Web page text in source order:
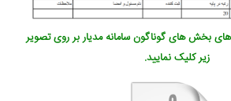
بخش های گوناگون سامانه مدیار بر روی تصویر
زیر کلیک نمایید.